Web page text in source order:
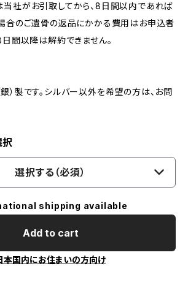
当社がお引取してから、8日間以内であれば
合のご遺骨の返品にかかる費用はお申込者
日間以降は解約できません。
）製です。シルバー以外を希望の方は、お問
択
選択する（必須）
shipping available
Add to cart
本国内にお住まいの方向け